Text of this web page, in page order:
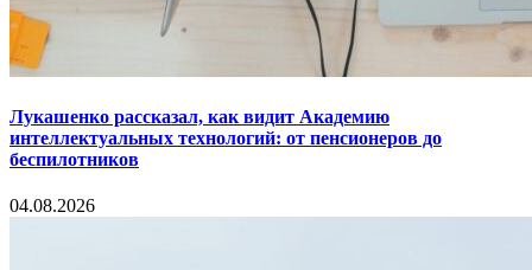
Лукашенко рассказал, как видит Академию
интеллектуальных технологий: от пенсионеров до
беспилотников
04.08.2026